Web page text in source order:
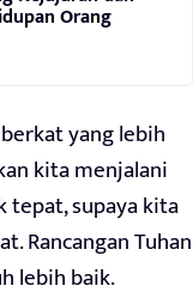
Orang
yang lebih
kita menjalani
tepat, supaya kita
Rancangan Tuhan
lebih baik.